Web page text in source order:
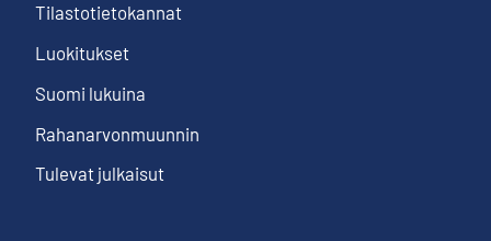
Tilastotietokannat
Luokitukset
Suomi lukuina
Rahanarvonmuunnin
Tulevat julkaisut